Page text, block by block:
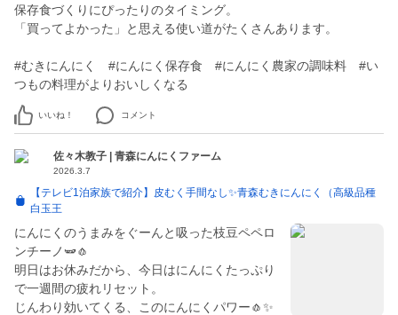
保存食づくりにぴったりのタイミング。
「買ってよかった」と思える使い道がたくさんあります。
#むきにんにく #にんにく保存食 #にんにく農家の調味料 #い
つもの料理がよりおいしくなる
いいね！ コメント
佐々木教子 | 青森にんにくファーム
2026.3.7
【テレビ1泊家族で紹介】皮むく手間なし✨青森むきにんにく（高級品種
白玉王
にんにくのうまみをぐーんと吸った枝豆ペペロ
ンチーノ🫛🧄
明日はお休みだから、今日はにんにくたっぷり
で一週間の疲れリセット。
じんわり効いてくる、このにんにくパワー🧄✨